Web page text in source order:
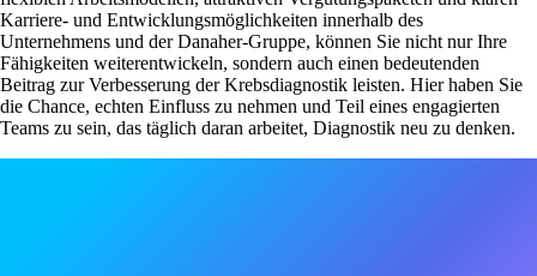
Karriere- und Entwicklungsmöglichkeiten innerhalb des
Unternehmens und der Danaher-Gruppe, können Sie nicht nur Ihre
Fähigkeiten weiterentwickeln, sondern auch einen bedeutenden
Beitrag zur Verbesserung der Krebsdiagnostik leisten. Hier haben Sie
die Chance, echten Einfluss zu nehmen und Teil eines engagierten
Teams zu sein, das täglich daran arbeitet, Diagnostik neu zu denken.